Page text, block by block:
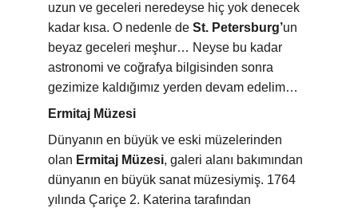
uzun ve geceleri neredeyse hiç yok denecek
kadar kısa. O nedenle de St. Petersburg’un
beyaz geceleri meşhur… Neyse bu kadar
astronomi ve coğrafya bilgisinden sonra
gezimize kaldığımız yerden devam edelim…
Ermitaj Müzesi
Dünyanın en büyük ve eski müzelerinden
olan Ermitaj Müzesi, galeri alanı bakımından
dünyanın en büyük sanat müzesiymiş. 1764
yılında Çariçe 2. Katerina tarafından